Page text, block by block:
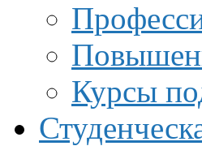
Курсы